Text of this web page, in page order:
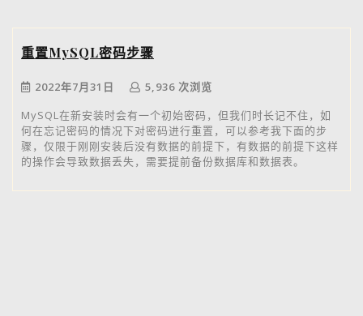
重置MySQL密码步骤
2022年7月31日
5,936 次浏览
MySQL在新安装时会有一个初始密码，但我们时长记不住，如
何在忘记密码的情况下对密码进行重置，可以参考我下面的步
骤，仅限于刚刚安装后没有数据的前提下，有数据的前提下这样
的操作会导致数据丢失，需要提前备份数据库和数据表。